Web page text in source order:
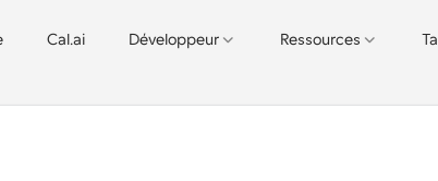
Cal.ai Développeur Ressources